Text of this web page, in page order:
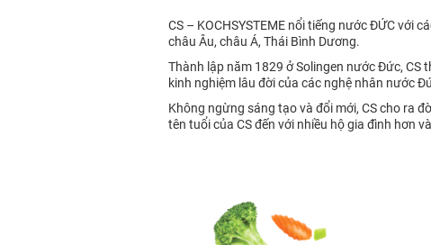
CS – KOCHSYSTEME nổi tiếng nước ĐỨC với
châu Âu, châu Á, Thái Bình Dương.
Thành lập năm 1829 ở Solingen nước Đức, CS
kinh nghiệm lâu đời của các nghệ nhân nước
Không ngừng sáng tạo và đổi mới, CS cho ra
tên tuổi của CS đến với nhiều hộ gia đình hơn